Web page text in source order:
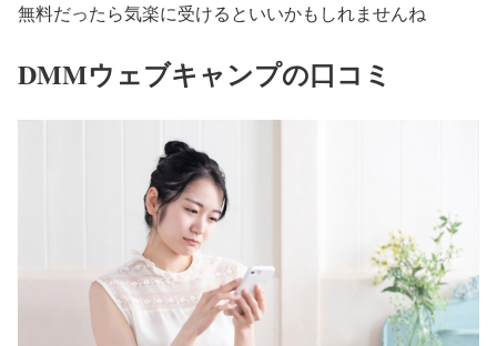
無料だったら気楽に受けるといいかもしれませんね
DMMウェブキャンプの口コミ